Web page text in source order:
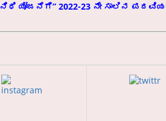
ಯೋಜನೆಗೆ” 2022-23 ನೇ ಸಾಲಿನ